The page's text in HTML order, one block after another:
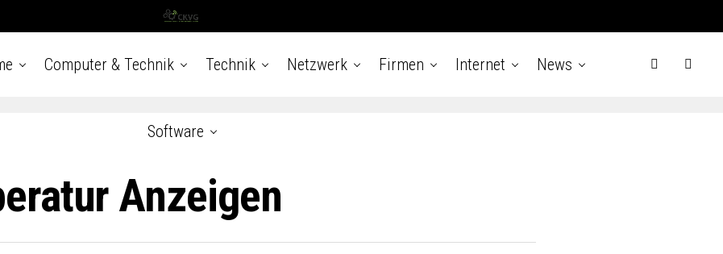
Computer & Technik Technik Netzwerk Firmen Internet News
Software
Anzeigen